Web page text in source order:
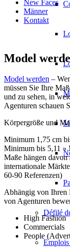
Défilé
New Faces
Männer
Kontakt
Model
Model werden –
müssen Sie Ihre
und zu sehen, in
Agenturen schauen
Körpergröße und
Minimum 1,75 cm
Minimum bis 5,11 »
Maße hängen
internationale
60-90 Referenzen)
Abhängig von Ihren
von Agenturen
High Fashion
Commercials
People